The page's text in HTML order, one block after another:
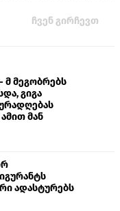
ჩვენ გირჩევთ
მ მეგობრებს
გიგა
მან
ადასტურებს